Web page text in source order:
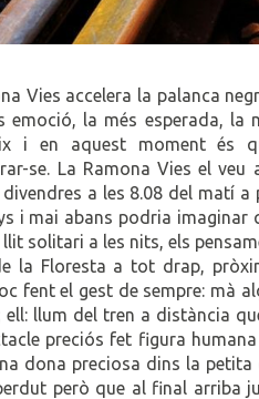
Vies accelera la palanca
emoció, la més esperada, la
i en aquest moment és
se. La Ramona Vies el
a les 8.08 del matí
i mai abans podria imaginar
solitari a les nits, els
la Floresta a tot drap,
fent el gest de sempre: mà
ell: llum del tren a distància
preciós fet figura
dona preciosa dins la petita
però que al final arriba